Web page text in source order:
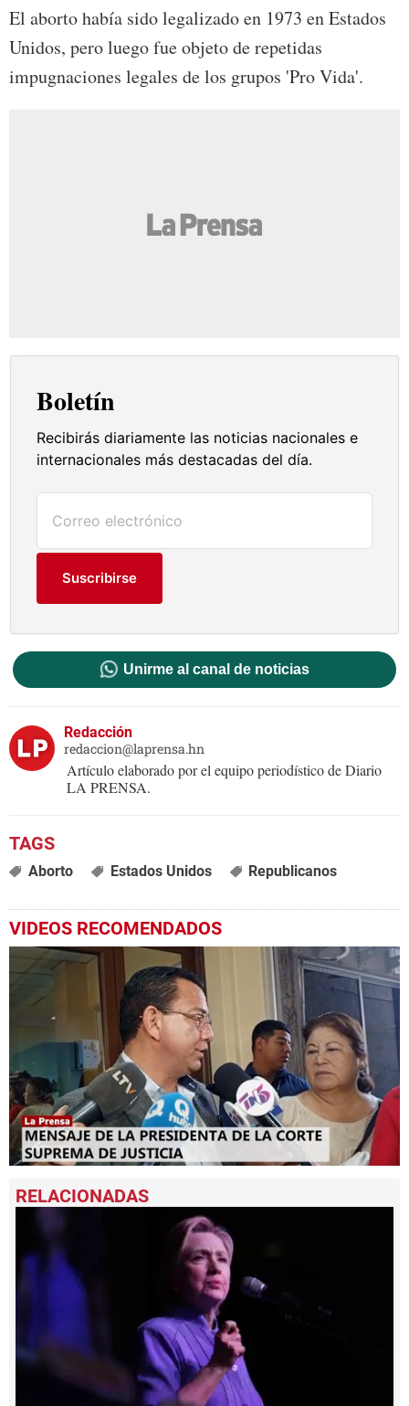
El aborto había sido legalizado en 1973 en Estados
Unidos, pero luego fue objeto de repetidas
impugnaciones legales de los grupos 'Pro Vida'.
Boletín
Recibirás diariamente las noticias nacionales e
internacionales más destacadas del día.
Suscribirse
Unirme al canal de noticias
Redacción
redaccion@laprensa.hn
Artículo elaborado por el equipo periodístico de Diario
LA PRENSA.
Aborto Estados Unidos Republicanos
VIDEOS RECOMENDADOS
seconds
of
minutes,
seconds